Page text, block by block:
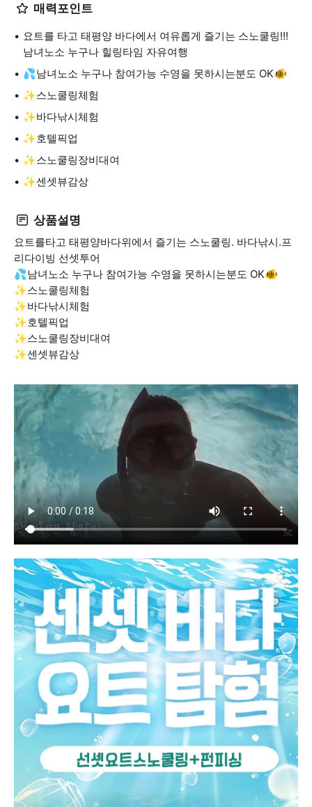
매력포인트
요트를 타고 태평양 바다에서 여유롭게 즐기는 스노쿨링!!!
남녀노소 누구나 힐링타임 자유여행
💦남녀노소 누구나 참여가능 수영을 못하시는분도 OK🐠
✨스노쿨링체험
✨바다낚시체험
✨호텔픽업
✨스노쿨링장비대여
✨센셋뷰감상
상품설명
요트를타고 태평양바다위에서 즐기는 스노쿨링. 바다낚시.프
리다이빙 선셋투어
💦남녀노소 누구나 참여가능 수영을 못하시는분도 OK🐠
✨스노쿨링체험
✨바다낚시체험
✨호텔픽업
✨스노쿨링장비대여
✨센셋뷰감상